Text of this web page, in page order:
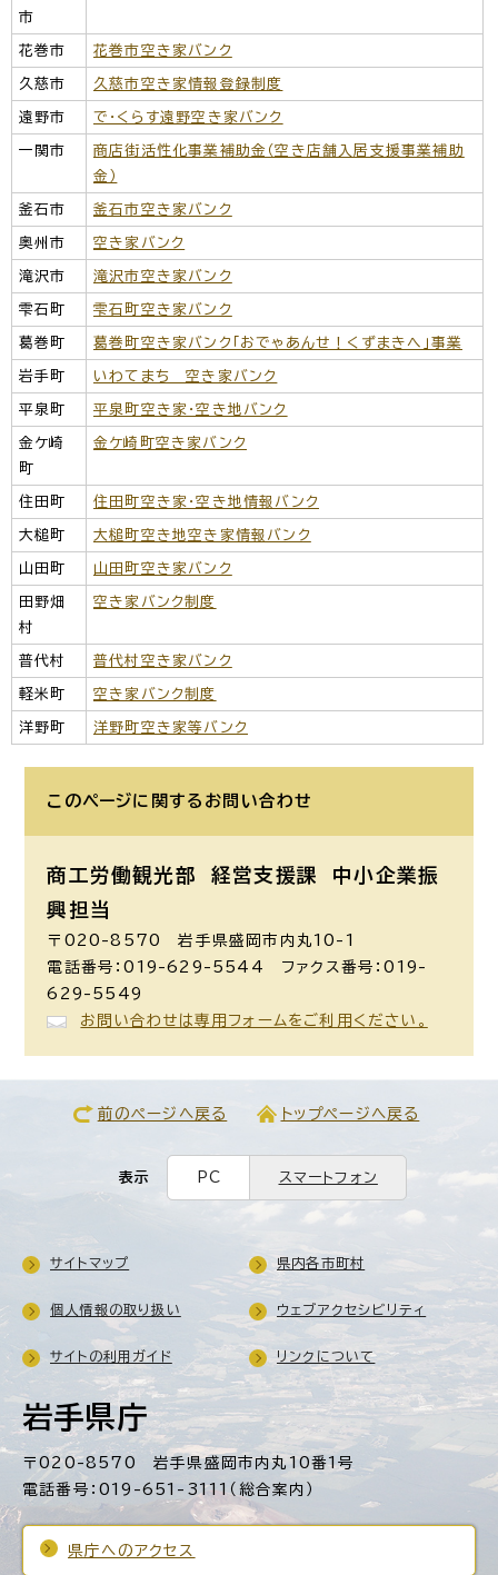
市
花巻市 花巻市空き家バンク
久慈市 久慈市空き家情報登録制度
遠野市 で・くらす遠野空き家バンク
一関市
商店街活性化事業補助金（空き店舗入居支援事業補助
金）
釜石市 釜石市空き家バンク
奥州市 空き家バンク
滝沢市 滝沢市空き家バンク
雫石町 雫石町空き家バンク
葛巻町 葛巻町空き家バンク「おでゃあんせ！くずまきへ」事業
岩手町 いわてまち 空き家バンク
平泉町 平泉町空き家・空き地バンク
金ケ崎
町
金ケ崎町空き家バンク
住田町 住田町空き家・空き地情報バンク
大槌町 大槌町空き地空き家情報バンク
山田町 山田町空き家バンク
田野畑
村
空き家バンク制度
普代村 普代村空き家バンク
軽米町 空き家バンク制度
洋野町 洋野町空き家等バンク
このページに関する お問い合わせ
商工労働観光部 経営支援課
中小企業振
興担当
〒020-8570 岩手県盛岡市内丸10-1
電話番号：019-629-5544 ファクス番号：019-
629-5549
お問い合わせは専用フォームをご利用ください。
前のページへ戻る トップページへ戻る
表示 PC スマートフォン
岩手県庁
〒020-8570 岩手県盛岡市内丸10番1号
電話番号：019-651-3111（総合案内）
県庁へのアクセス
サイトマップ 県内各市町村
個人情報の取り扱い ウェブアクセシビリティ
サイトの利用ガイド リンクについて